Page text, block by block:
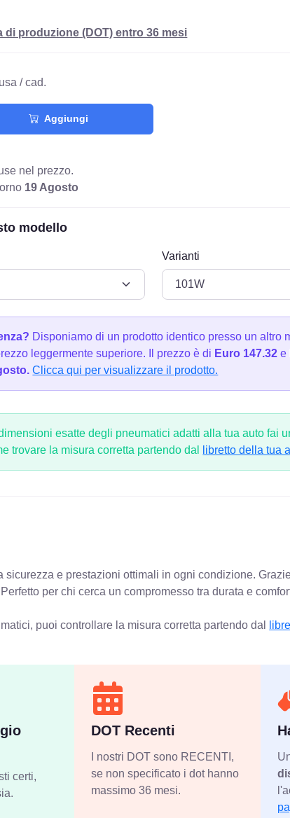
di produzione (DOT) entro 36 mesi
/ cad.
Aggiungi
nel prezzo.
19 Agosto
modello
Varianti
Disponiamo di un prodotto identico presso un altro
leggermente superiore. Il prezzo è di Euro 147.32 e
Clicca qui per visualizzare il prodotto.
esatte degli pneumatici adatti alla tua auto fai
trovare la misura corretta partendo dal
libretto della tua
e prestazioni ottimali in ogni condizione.
per chi cerca un compromesso tra durata e
puoi controllare la misura corretta partendo dal
certi,
DOT Recenti
I nostri DOT sono RECENTI,
se non specificato i dot hanno
massimo 36 mesi.